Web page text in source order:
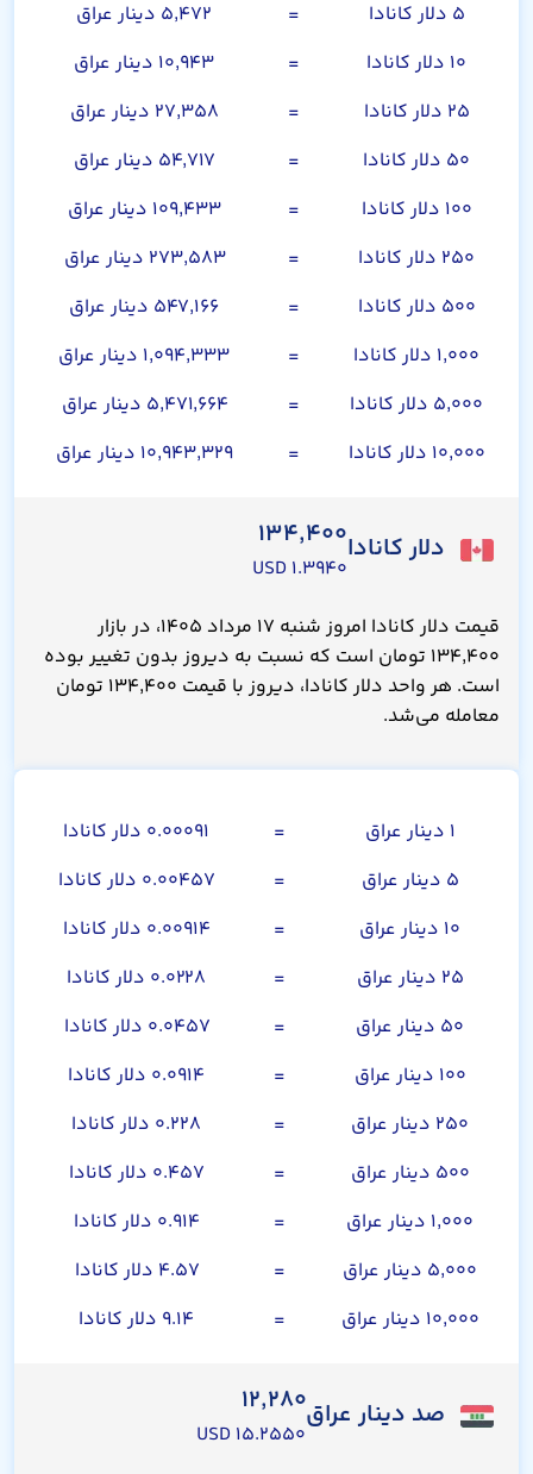
۵ دلار کانادا
=
۵,۴۷۲ دینار عراق
۱۰ دلار کانادا
=
۱۰,۹۴۳ دینار عراق
۲۵ دلار کانادا
=
۲۷,۳۵۸ دینار عراق
۵۰ دلار کانادا
=
۵۴,۷۱۷ دینار عراق
۱۰۰ دلار کانادا
=
۱۰۹,۴۳۳ دینار عراق
۲۵۰ دلار کانادا
=
۲۷۳,۵۸۳ دینار عراق
۵۰۰ دلار کانادا
=
۵۴۷,۱۶۶ دینار عراق
۱,۰۰۰ دلار کانادا
=
۱,۰۹۴,۳۳۳ دینار عراق
۵,۰۰۰ دلار کانادا
=
۵,۴۷۱,۶۶۴ دینار عراق
۱۰,۰۰۰ دلار کانادا
= ۱۰,۹۴۳,۳۲۹ دینار عراق
دلار کانادا۱۳۴,۴۰۰
۱.۳۹۴۰ USD
قیمت دلار کانادا امروز شنبه ۱۷ مرداد ۱۴۰۵، در بازار
۱۳۴,۴۰۰ تومان است که نسبت به دیروز بدون تغییر بوده
است. هر واحد دلار کانادا، دیروز با قیمت ۱۳۴,۴۰۰ تومان
معامله می‌شد.
۱ دینار عراق =
۰.۰۰۰۹۱ دلار کانادا
۵ دینار عراق
=
۰.۰۰۴۵۷ دلار کانادا
۱۰ دینار عراق
=
۰.۰۰۹۱۴ دلار کانادا
۲۵ دینار عراق
=
۰.۰۲۲۸ دلار کانادا
۵۰ دینار عراق
=
۰.۰۴۵۷ دلار کانادا
۱۰۰ دینار عراق
=
۰.۰۹۱۴ دلار کانادا
۲۵۰ دینار عراق
=
۰.۲۲۸ دلار کانادا
۵۰۰ دینار عراق
=
۰.۴۵۷ دلار کانادا
۱,۰۰۰ دینار عراق
=
۰.۹۱۴ دلار کانادا
۵,۰۰۰ دینار عراق
=
۴.۵۷ دلار کانادا
۱۰,۰۰۰ دینار عراق
= ۹.۱۴ دلار کانادا
صد دینار عراق۱۲,۲۸۰
۱۵.۲۵۵۰ USD